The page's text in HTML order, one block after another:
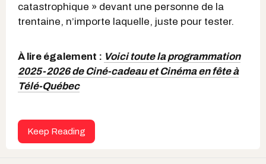
catastrophique » devant une personne de la
trentaine, n’importe laquelle, juste pour tester.
À lire également : Voici toute la programmation
2025-2026 de Ciné-cadeau et Cinéma en fête à
Télé-Québec
Keep Reading